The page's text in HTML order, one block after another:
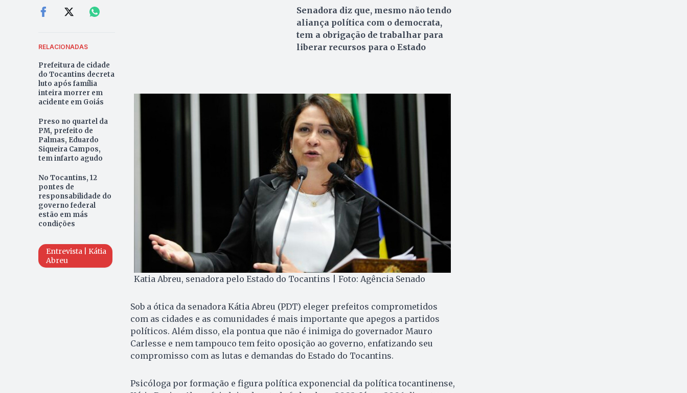
RELACIONADAS
Prefeitura de cidade
do Tocantins decreta
luto após família
inteira morrer em
acidente em Goiás
Preso no quartel da
PM, prefeito de
Palmas, Eduardo
Siqueira Campos,
tem infarto agudo
No Tocantins, 12
pontes de
responsabilidade do
governo federal
estão em más
condições
Entrevista | Kátia
Abreu
Senadora diz que, mesmo não tendo
aliança política com o democrata,
tem a obrigação de trabalhar para
liberar recursos para o Estado
Katia Abreu, senadora pelo Estado do Tocantins | Foto: Agência Senado
Sob a ótica da senadora Kátia Abreu (PDT) eleger prefeitos comprometidos
com as cidades e as comunidades é mais importante que apegos a partidos
políticos. Além disso, ela pontua que não é inimiga do governador Mauro
Carlesse e nem tampouco tem feito oposição ao governo, enfatizando seu
compromisso com as lutas e demandas do Estado do Tocantins.
Psicóloga por formação e figura política exponencial da política tocantinense,